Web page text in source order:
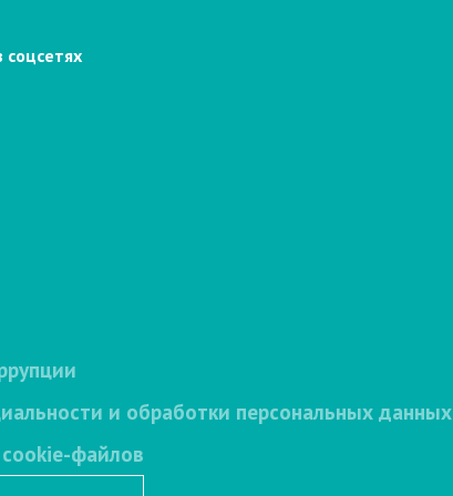
соцсетях
и обработки персональных данных
файлов